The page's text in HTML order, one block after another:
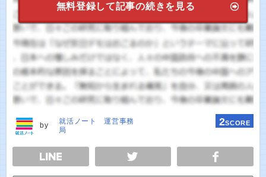
無料登録して記事の続きを見る
by
就活ノート 運営事務
局
2SCORE
TWEET